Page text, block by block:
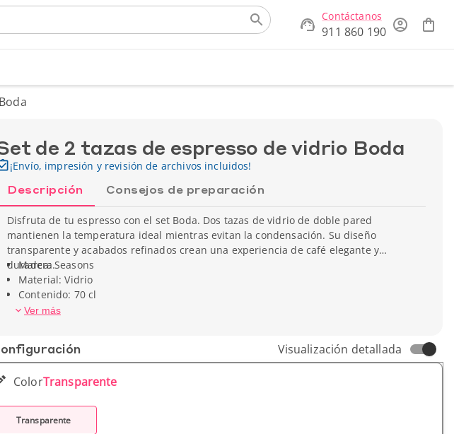
Contáctanos
911 860 190
de 2 tazas de espresso de vidrio Boda
¡Envío, impresión y revisión de archivos incluidos!
Descripción Consejos de preparación
Disfruta de tu espresso con el set Boda. Dos tazas de vidrio de doble pared
mantienen la temperatura ideal mientras evitan la condensación. Su diseño
transparente y acabados refinados crean una experiencia de café elegante y
duradera.
Marca: Seasons
Material: Vidrio
Contenido: 70 cl
Ancho (cm): 6 cm
Ver más
Visualización detallada
ColorTransparente
Transparente